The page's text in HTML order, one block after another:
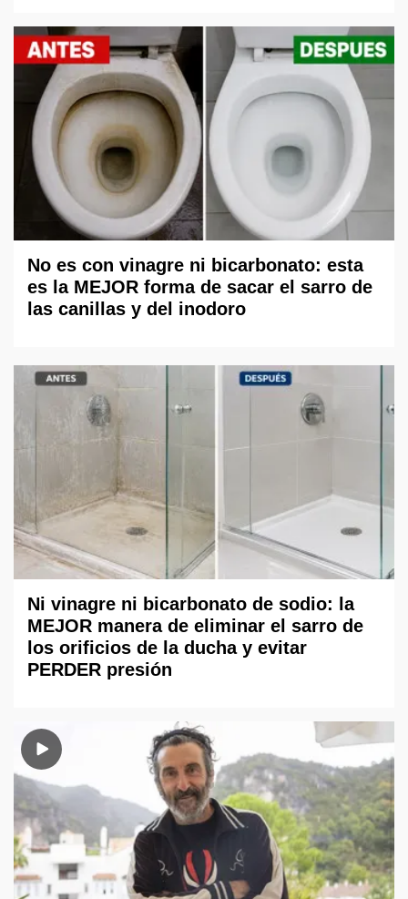
No es con vinagre ni bicarbonato: esta
es la MEJOR forma de sacar el sarro de
las canillas y del inodoro
Ni vinagre ni bicarbonato de sodio: la
MEJOR manera de eliminar el sarro de
los orificios de la ducha y evitar
PERDER presión